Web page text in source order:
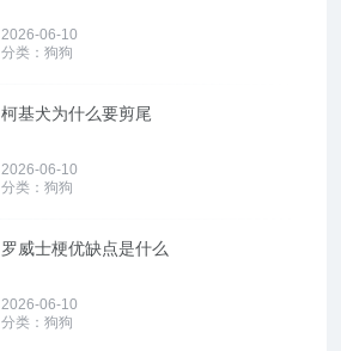
2026-06-10
分类： 狗狗
柯基犬为什么要剪尾
2026-06-10
分类： 狗狗
罗威士梗优缺点是什么
2026-06-10
分类： 狗狗